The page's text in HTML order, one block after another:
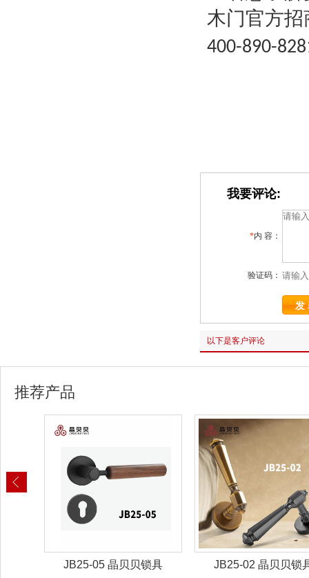
木门官方招
400-890-
我要评论:
*内 容：
验证码：
以下是客户评论
推荐产品
JB25-02 晶贝贝锁具 JB25-01 晶贝贝锁